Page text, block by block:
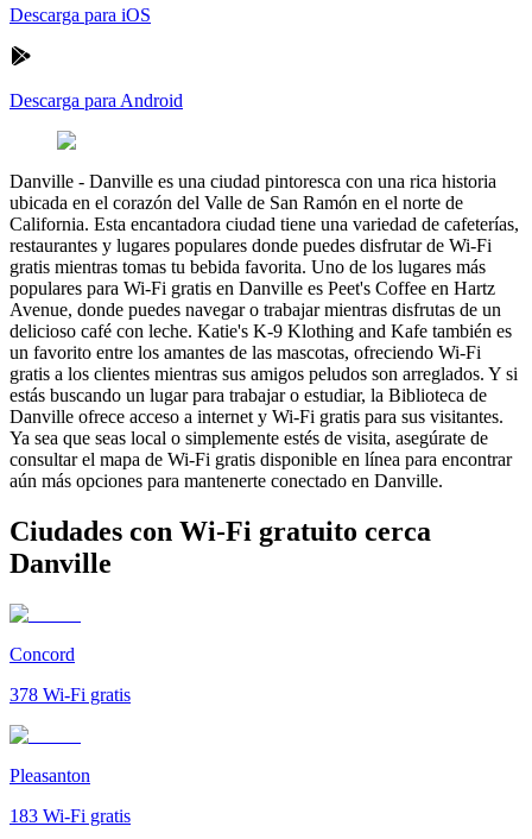
Descarga para iOS
Descarga para Android
Danville - Danville es una ciudad pintoresca con una rica historia
ubicada en el corazón del Valle de San Ramón en el norte de
California. Esta encantadora ciudad tiene una variedad de cafeterías,
restaurantes y lugares populares donde puedes disfrutar de Wi-Fi
gratis mientras tomas tu bebida favorita. Uno de los lugares más
populares para Wi-Fi gratis en Danville es Peet's Coffee en Hartz
Avenue, donde puedes navegar o trabajar mientras disfrutas de un
delicioso café con leche. Katie's K-9 Klothing and Kafe también es
un favorito entre los amantes de las mascotas, ofreciendo Wi-Fi
gratis a los clientes mientras sus amigos peludos son arreglados. Y si
estás buscando un lugar para trabajar o estudiar, la Biblioteca de
Danville ofrece acceso a internet y Wi-Fi gratis para sus visitantes.
Ya sea que seas local o simplemente estés de visita, asegúrate de
consultar el mapa de Wi-Fi gratis disponible en línea para encontrar
aún más opciones para mantenerte conectado en Danville.
Ciudades con Wi-Fi gratuito cerca
Danville
Concord
378 Wi-Fi gratis
Pleasanton
183 Wi-Fi gratis